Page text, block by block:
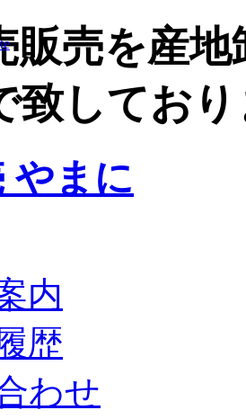
販売を産
致してお
やまに
内
歴
わせ